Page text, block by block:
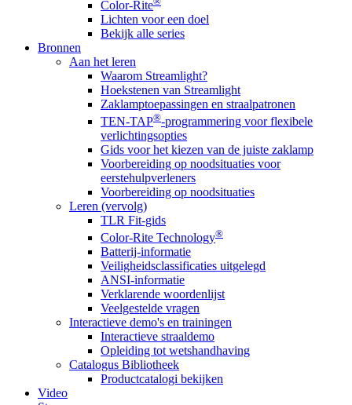
Color-Rite
Lichten voor een doel
Bekijk alle series
Bronnen
Aan het leren
Waarom Streamlight?
Hoekstenen van Streamlight
Zaklamptoepassingen en straalpatronen
TEN-TAP®-programmering voor flexibele
verlichtingsopties
Gids voor het kiezen van de juiste zaklamp
Voorbereiding op noodsituaties voor
eerstehulpverleners
Voorbereiding op noodsituaties
Leren (vervolg)
TLR Fit-gids
Color-Rite Technology®
Batterij-informatie
Veiligheidsclassificaties uitgelegd
ANSI-informatie
Verklarende woordenlijst
Veelgestelde vragen
Interactieve demo's en trainingen
Interactieve straaldemo
Opleiding tot wetshandhaving
Catalogus Bibliotheek
Productcatalogi bekijken
Video